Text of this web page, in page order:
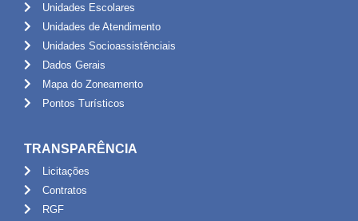
Unidades Escolares
Unidades de Atendimento
Unidades Socioassistênciais
Dados Gerais
Mapa do Zoneamento
Pontos Turísticos
TRANSPARÊNCIA
Licitações
Contratos
RGF